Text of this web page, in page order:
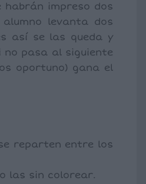
impreso dos
levanta dos
así se las queda y
pasa al siguiente
oportuno) gana el
reparten entre los
las sin colorear.